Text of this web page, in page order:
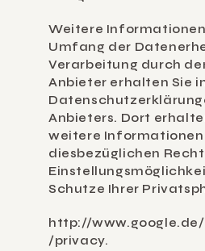
Weitere
Umfang der
Verarbeitung durch
Anbieter erhalten Sie
Anbieters. Dort
weitere Informationen
diesbezüglichen
Schutze Ihrer
http://
/privacy.